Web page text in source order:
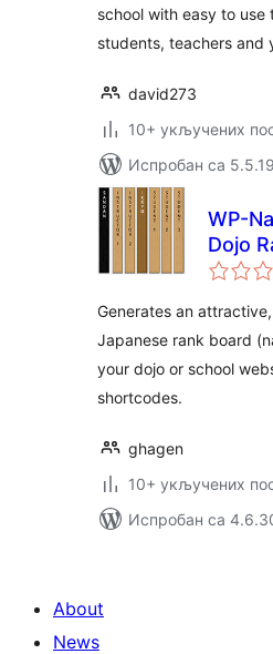
school with easy to use
students, teachers and
david273
10+ укључених
Испробан са 5.5.19
WP-
Dojo
Generates an
Japanese rank board
your dojo or school
shortcodes.
ghagen
10+ укључених
Испробан са
About
News